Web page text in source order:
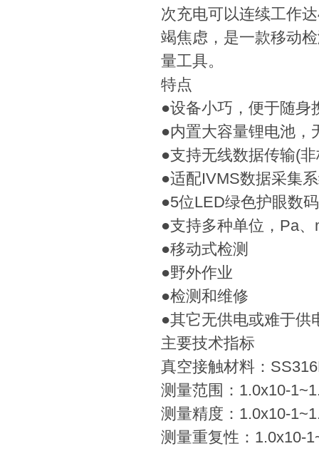
次充电可以连续工作
竭焦虑，是一款移动
量工具。
特点
●设备小巧，便于随身
●内置大容量锂电池，
●支持无线数据传输(
●适配IVMS数据采集
●5位LED绿色护眼数
●支持多种单位，Pa
●移动式检测
●野外作业
●检测和维修
●其它无供电或难于供
主要技术指标
真空接触材料：
测量范围：1.0x10-
测量精度：1.0x10-
测量重复性：1.0x10-